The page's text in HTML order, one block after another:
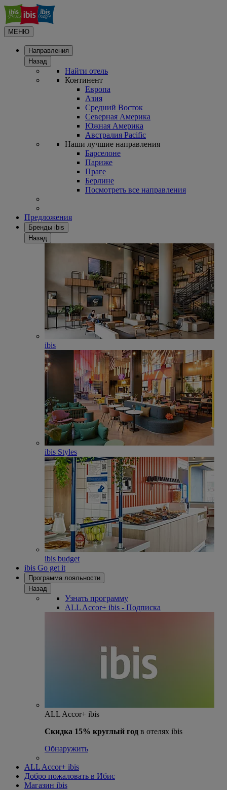
МЕНЮ
Направления
Назад
Найти отель
Континент
Европа
Азия
Средний Восток
Северная Америка
Южная Америка
Австралия Pacific
Наши лучшие направления
Барселоне
Париже
Праге
Берлине
Посмотреть все направления
Предложения
Бренды ibis
Назад
ibis
ibis Styles
ibis budget
ibis Go get it
Программа лояльности
Назад
Узнать программу
ALL Accor+ ibis - Подписка
ALL Accor+ ibis
Скидка 15% круглый год в отелях ibis
Обнаружить
ALL Accor+ ibis
Добро пожаловать в Ибис
Магазин ibis